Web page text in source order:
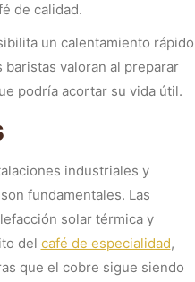
de calidad.
un calentamiento rápido
valoran al preparar
podría acortar su vida útil.
industriales y
fundamentales. Las
solar térmica y
del café de especialidad,
que el cobre sigue siendo